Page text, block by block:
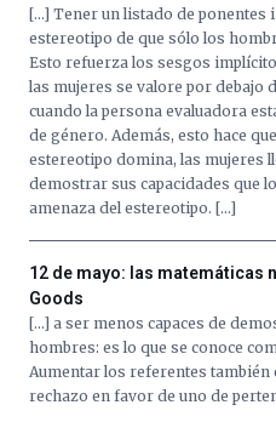
[…] Tener un listado de ponentes
estereotipo de que sólo los
Esto refuerza los sesgos
las mujeres se valore por debajo
cuando la persona evaluadora
de género. Además, esto hace
estereotipo domina, las mujeres
demostrar sus capacidades que
amenaza del estereotipo. […]
12 de mayo: las matemáticas
Goods
[…] a ser menos capaces de
hombres: es lo que se conoce
Aumentar los referentes
rechazo en favor de uno de